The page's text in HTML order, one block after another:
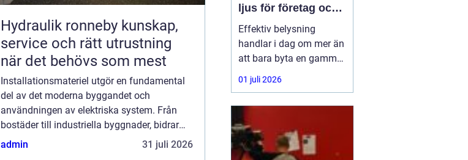
Hydraulik ronneby kunskap,
service och rätt utrustning
när det behövs som mest
Installationsmateriel utgör en fundamental
del av det moderna byggandet och
användningen av elektriska system. Från
bostäder till industriella byggnader, bidrar
dessa komponenter till att säkerställa att
admin 31 juli 2026
ljus för företag och
fastigheter
Effektiv belysning
handlar i dag om mer än
att bara byta en gammal
armatur mot en ny.
Företag,
Haninge söker lösningar
som sänker
01 juli 2026